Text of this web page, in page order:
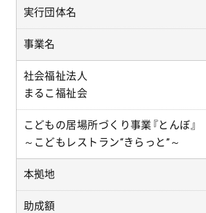
実行団体名
事業名
社会福祉法人
まるこ福祉会
こどもの居場所づくり事業『とんぼ』
～こどもレストラン“きらっと”～
本拠地
助成額